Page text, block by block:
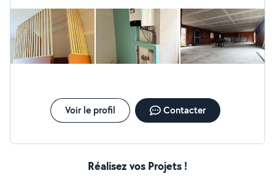
Voir le profil Contacter
Réalisez vos Projets !